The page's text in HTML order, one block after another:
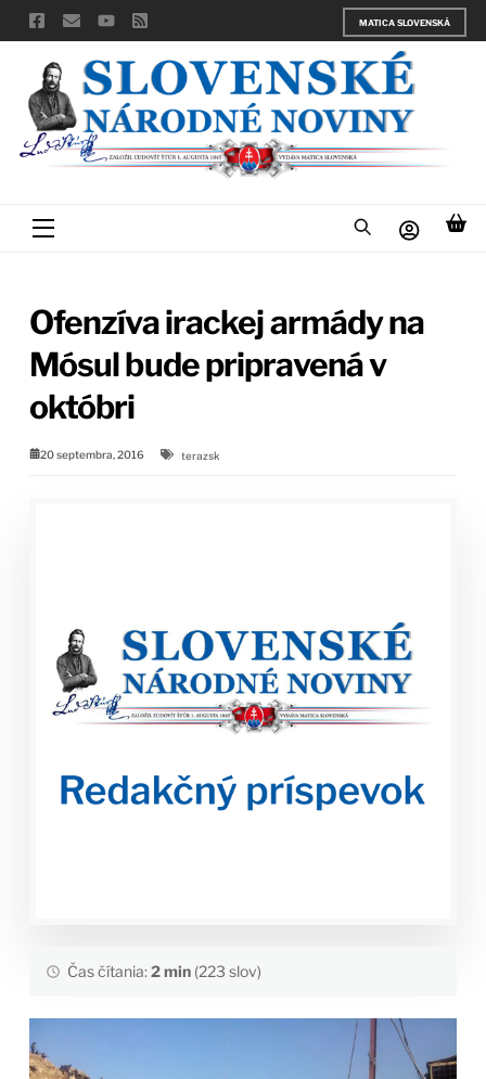
Skip
to
content
MATICA SLOVENSKÁ
Menu
Ofenzíva irackej armády na
Mósul bude pripravená v
októbri
20 septembra, 2016 terazsk
Čas čítania:2 min(223 slov)